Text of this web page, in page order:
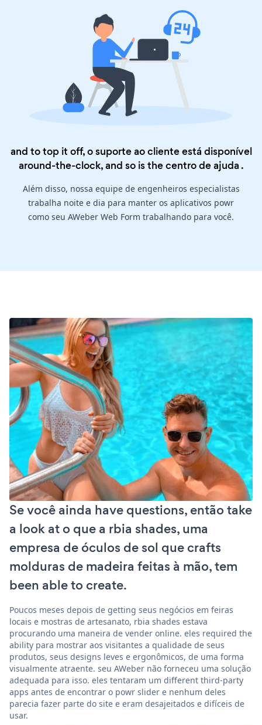
and to top it off, o suporte ao cliente está disponível
around-the-clock, and so is thecentro de ajuda .
Além disso, nossa equipe de engenheiros especialistas
trabalha noite e dia para manter os aplicativos powr
como seu AWeber Web Form trabalhando para você.
Se você ainda have questions, então take
a look at o que a rbia shades, uma
empresa de óculos de sol que crafts
molduras de madeira feitas à mão, tem
been able to create.
Poucos meses depois de getting seus negócios em feiras
locais e mostras de artesanato, rbia shades estava
procurando uma maneira de vender online. eles required the
ability para mostrar aos visitantes a qualidade de seus
produtos, seus designs leves e ergonômicos, de uma forma
visualmente atraente. seu AWeber não forneceu uma solução
adequada para isso. eles tentaram um different third-party
apps antes de encontrar o powr slider e nenhum deles
parecia fazer parte do site e eram desajeitados e difíceis de
usar.